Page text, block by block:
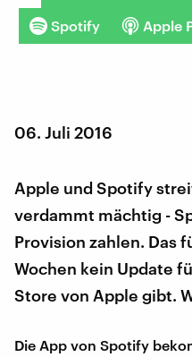
Spotify Apple
06. Juli 2016
Apple und Spotify
verdammt mächtig -
Provision zahlen. Das
Wochen kein Update
Store von Apple gibt.
Die App von Spotify